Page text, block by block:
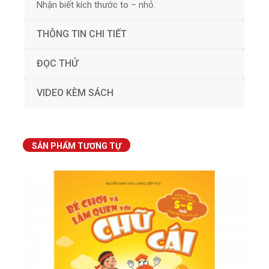
Nhận biết kích thước to – nhỏ.
THÔNG TIN CHI TIẾT
ĐỌC THỬ
VIDEO KÈM SÁCH
SẢN PHẨM TƯƠNG TỰ